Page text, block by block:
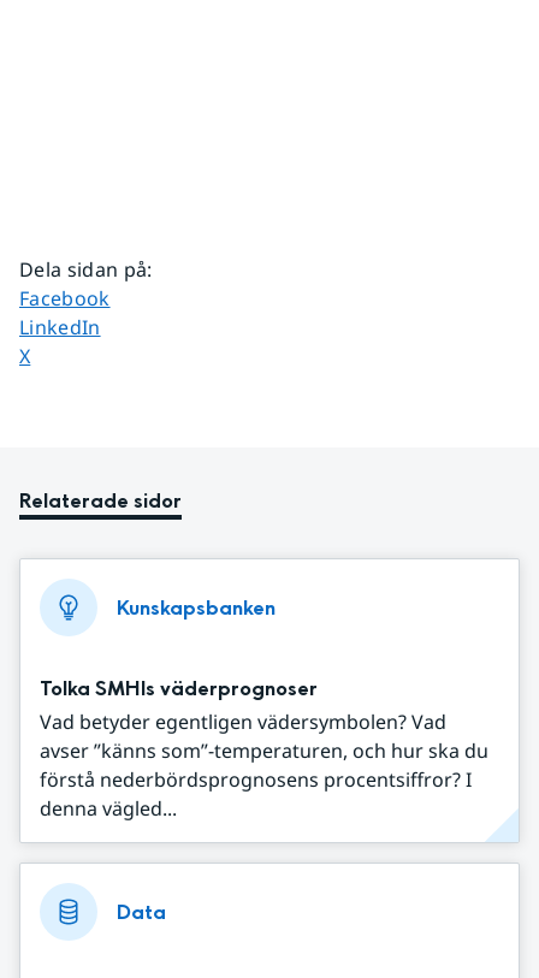
Dela sidan på:
Dela sidan på
Facebook
Dela sidan på
LinkedIn
Dela sidan på
X
Relaterade sidor
Kunskapsbanken
Tolka SMHIs väderprognoser
Vad betyder egentligen vädersymbolen? Vad
avser ”känns som”-temperaturen, och hur ska du
förstå nederbördsprognosens procentsiffror? I
denna vägled...
Data